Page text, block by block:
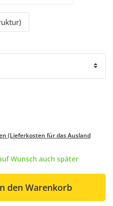
(Lieferkosten für das Ausland
Wunsch auch später
den Warenkorb